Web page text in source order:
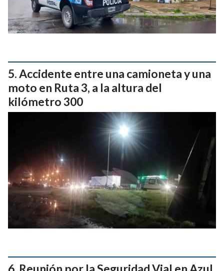
Accidente entre una camioneta y una
moto en Ruta 3, a la altura del
kilómetro 300